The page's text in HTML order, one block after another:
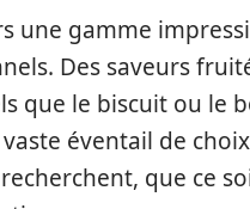
une gamme
Des saveurs
que le biscuit ou le
éventail de
que ce